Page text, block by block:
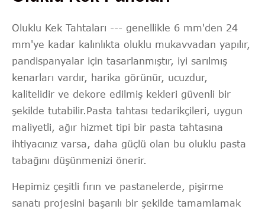
Oluklu Kek Tahtaları --- genellikle 6 mm'den 24
mm'ye kadar kalınlıkta oluklu mukavvadan yapılır,
pandispanyalar için tasarlanmıştır, iyi sarılmış
kenarları vardır, harika görünür, ucuzdur,
kalitelidir ve dekore edilmiş kekleri güvenli bir
şekilde tutabilir.Pasta tahtası tedarikçileri, uygun
maliyetli, ağır hizmet tipi bir pasta tahtasına
ihtiyacınız varsa, daha güçlü olan bu oluklu pasta
tabağını düşünmenizi önerir.
Hepimiz çeşitli fırın ve pastanelerde, pişirme
sanatı projesini başarılı bir şekilde tamamlamak